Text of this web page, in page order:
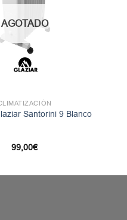
AGOTADO
Santorini 9 Blanco
99,00€